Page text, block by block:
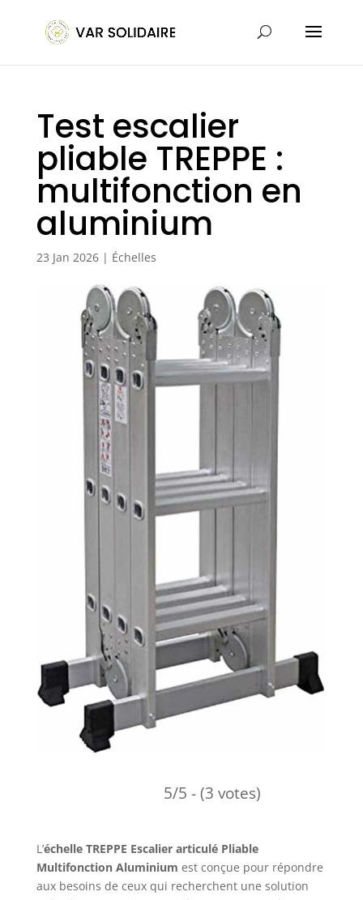
Test escalier
pliable TREPPE :
multifonction en
aluminium
23 Jan 2026| Échelles
5/5 - (3 votes)
L’échelle TREPPE Escalier articulé Pliable
Multifonction Aluminium est conçue pour répondre
aux besoins de ceux qui recherchent une solution